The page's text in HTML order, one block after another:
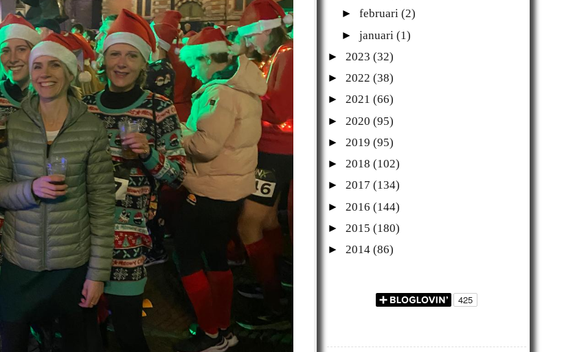
►februari (2)
►januari (1)
► 2023 (32)
► 2022 (38)
► 2021 (66)
► 2020 (95)
► 2019 (95)
► 2018 (102)
► 2017 (134)
► 2016 (144)
► 2015 (180)
► 2014 (86)